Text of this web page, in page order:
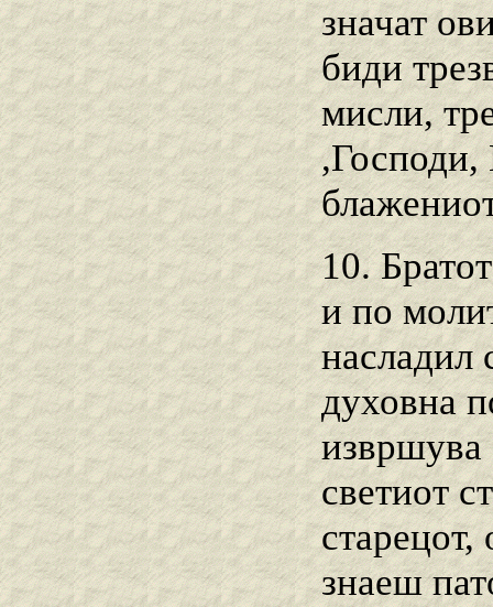
значат
биди
мисли,
,Господи,
10.
и по
насладил
духовна
извршува
светиот
старецот,
знаеш